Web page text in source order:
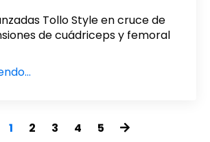
Tollo Style en cruce de
de cuádriceps y femoral
1 2 3 4 5